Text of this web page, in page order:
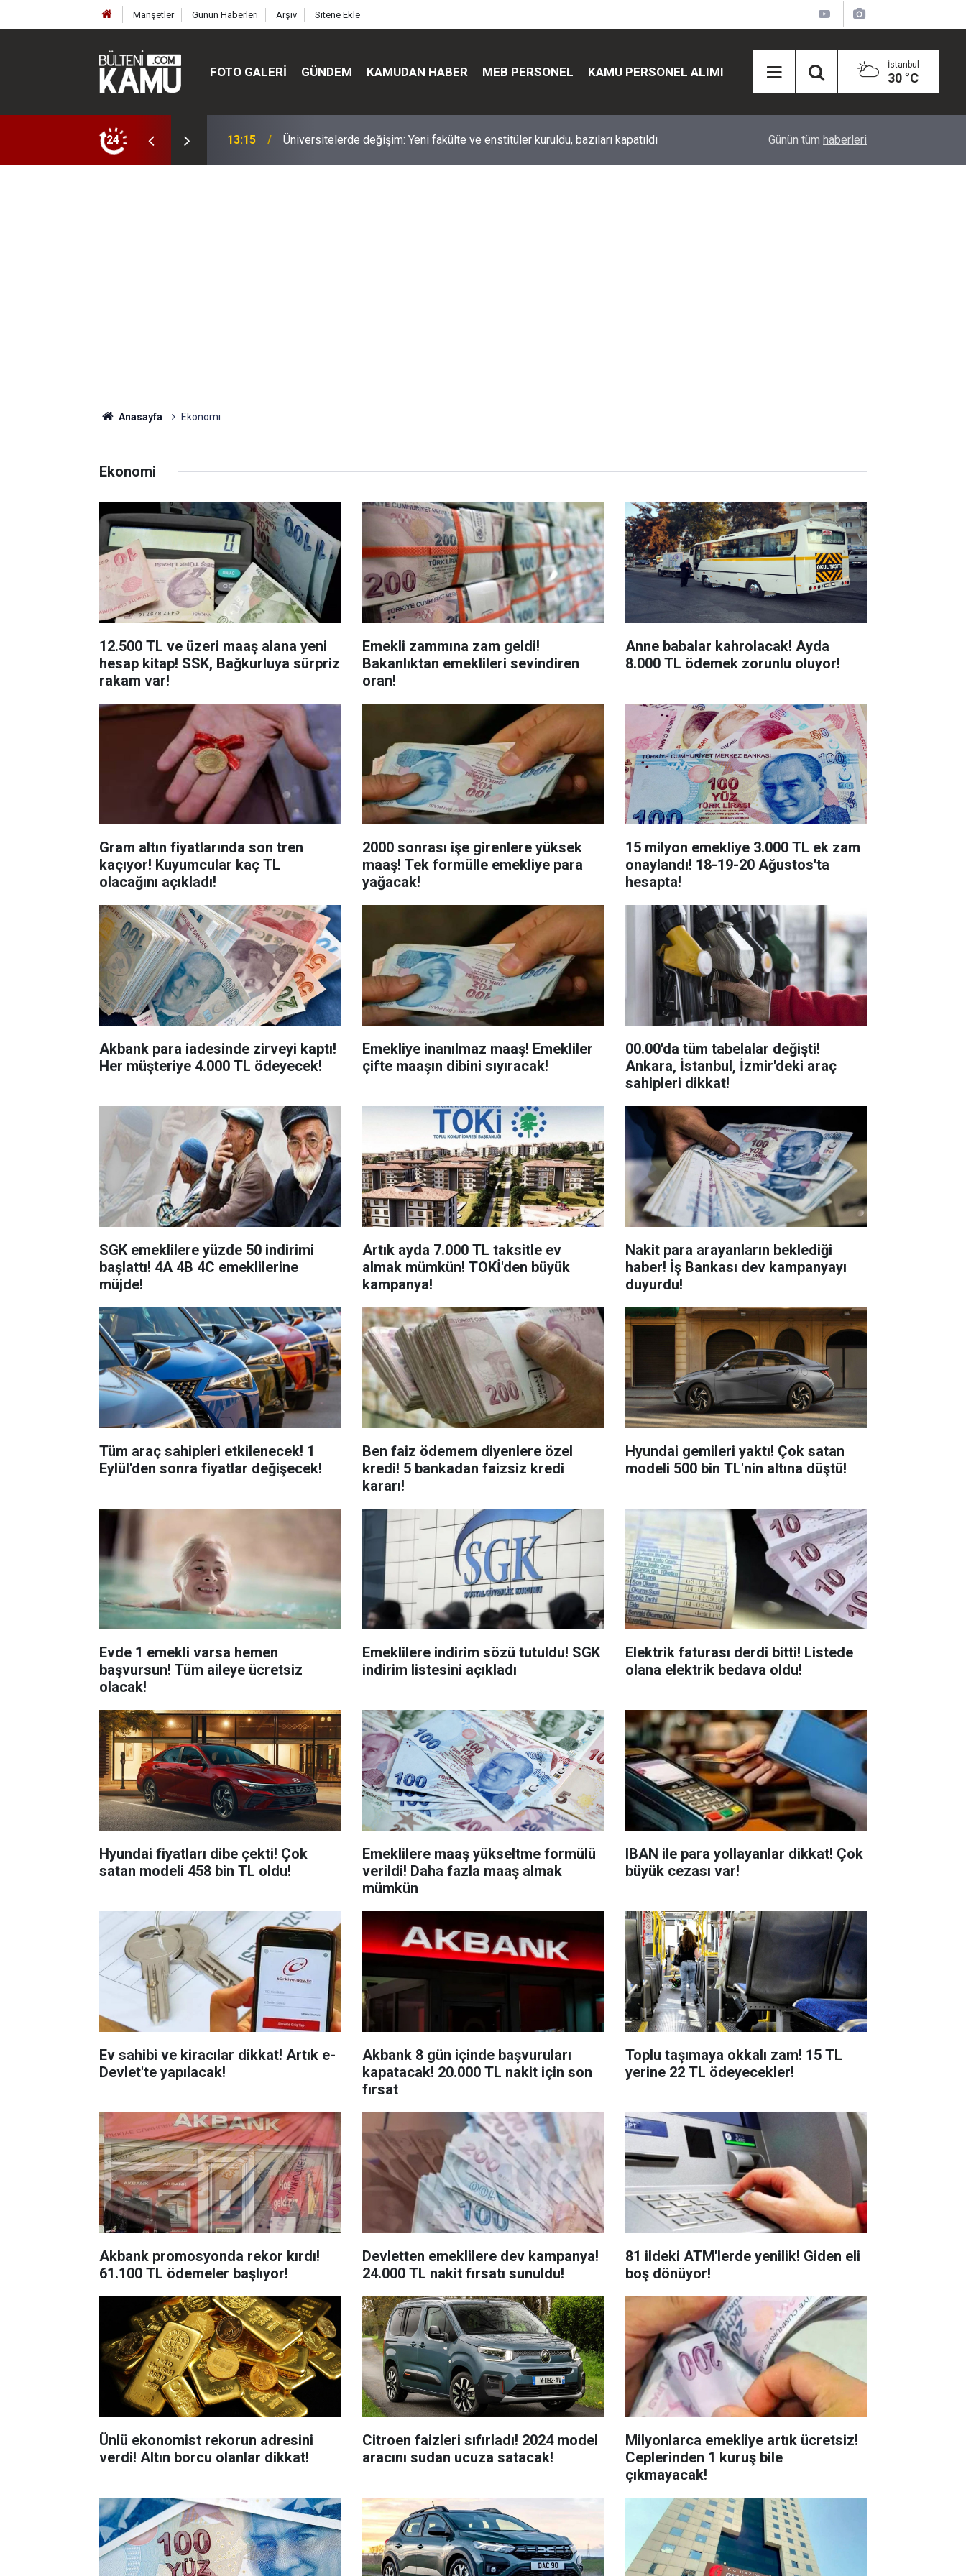
Manşetler Günün Haberleri Arşiv Sitene Ekle
FOTO GALERI GÜNDEM KAMUDAN HABER MEB PERSONEL KAMU PERSONEL ALIMI İstanbul
30 °C
24
ve enstitüler kuruldu, bazıları kapatıldı 13:00 MEB’de üst düzey değişim: Genel müdürler değişti, yeni isimler atandı Eğiti Bir Sen'den Kadınlar İçin Olay Teklif:
Günün tüm haberleri
Anasayfa Ekonomi
Ekonomi
12.500 TL ve üzeri maaş alana yeni
hesap kitap! SSK, Bağkurluya sürpriz
rakam var!
Emekli zammına zam geldi!
Bakanlıktan emeklileri sevindiren
oran!
Anne babalar kahrolacak! Ayda
8.000 TL ödemek zorunlu oluyor!
Gram altın fiyatlarında son tren
kaçıyor! Kuyumcular kaç TL
olacağını açıkladı!
2000 sonrası işe girenlere yüksek
maaş! Tek formülle emekliye para
yağacak!
15 milyon emekliye 3.000 TL ek zam
onaylandı! 18-19-20 Ağustos'ta
hesapta!
Akbank para iadesinde zirveyi kaptı!
Her müşteriye 4.000 TL ödeyecek!
Emekliye inanılmaz maaş! Emekliler
çifte maaşın dibini sıyıracak!
00.00'da tüm tabelalar değişti!
Ankara, İstanbul, İzmir'deki araç
sahipleri dikkat!
SGK emeklilere yüzde 50 indirimi
başlattı! 4A 4B 4C emeklilerine
müjde!
Artık ayda 7.000 TL taksitle ev
almak mümkün! TOKİ'den büyük
kampanya!
Nakit para arayanların beklediği
haber! İş Bankası dev kampanyayı
duyurdu!
Tüm araç sahipleri etkilenecek! 1
Eylül'den sonra fiyatlar değişecek!
Ben faiz ödemem diyenlere özel
kredi! 5 bankadan faizsiz kredi
kararı!
Hyundai gemileri yaktı! Çok satan
modeli 500 bin TL'nin altına düştü!
Evde 1 emekli varsa hemen
başvursun! Tüm aileye ücretsiz
olacak!
Emeklilere indirim sözü tutuldu! SGK
indirim listesini açıkladı
Elektrik faturası derdi bitti! Listede
olana elektrik bedava oldu!
Hyundai fiyatları dibe çekti! Çok
satan modeli 458 bin TL oldu!
Emeklilere maaş yükseltme formülü
verildi! Daha fazla maaş almak
mümkün
IBAN ile para yollayanlar dikkat! Çok
büyük cezası var!
Ev sahibi ve kiracılar dikkat! Artık e-
Devlet'te yapılacak!
Akbank 8 gün içinde başvuruları
kapatacak! 20.000 TL nakit için son
fırsat
Toplu taşımaya okkalı zam! 15 TL
yerine 22 TL ödeyecekler!
Akbank promosyonda rekor kırdı!
61.100 TL ödemeler başlıyor!
Devletten emeklilere dev kampanya!
24.000 TL nakit fırsatı sunuldu!
81 ildeki ATM'lerde yenilik! Giden eli
boş dönüyor!
Ünlü ekonomist rekorun adresini
verdi! Altın borcu olanlar dikkat!
Citroen faizleri sıfırladı! 2024 model
aracını sudan ucuza satacak!
Milyonlarca emekliye artık ücretsiz!
Ceplerinden 1 kuruş bile
çıkmayacak!